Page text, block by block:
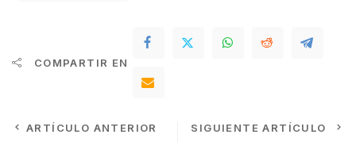
COMPARTIR EN
ARTÍCULO ANTERIOR
SIGUIENTE ARTÍCULO